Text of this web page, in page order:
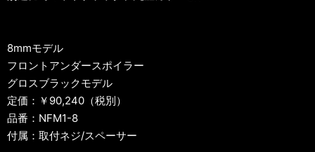
8mmモデル
フロントアンダースポイラー
グロスブラックモデル
定価：￥90,240（税別）
品番：NFM1-8
付属：取付ネジ/スペーサー